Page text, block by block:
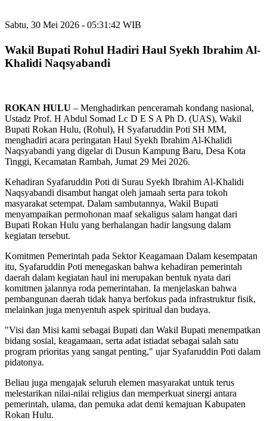
Sabtu, 30 Mei 2026 - 05:31:42 WIB
Wakil Bupati Rohul Hadiri Haul Syekh Ibrahim Al-
Khalidi Naqsyabandi
ROKAN HULU – Menghadirkan penceramah kondang nasional,
Ustadz Prof. H Abdul Somad Lc D E S A Ph D. (UAS), Wakil
Bupati Rokan Hulu, (Rohul), H Syafaruddin Poti SH MM,
menghadiri acara peringatan Haul Syekh Ibrahim Al-Khalidi
Naqsyabandi yang digelar di Dusun Kampung Baru, Desa Kota
Tinggi, Kecamatan Rambah, Jumat 29 Mei 2026.
Kehadiran Syafaruddin Poti di Surau Syekh Ibrahim Al-Khalidi
Naqsyabandi disambut hangat oleh jamaah serta para tokoh
masyarakat setempat. Dalam sambutannya, Wakil Bupati
menyampaikan permohonan maaf sekaligus salam hangat dari
Bupati Rokan Hulu yang berhalangan hadir langsung dalam
kegiatan tersebut.
Komitmen Pemerintah pada Sektor Keagamaan Dalam kesempatan
itu, Syafaruddin Poti menegaskan bahwa kehadiran pemerintah
daerah dalam kegiatan haul ini merupakan bentuk nyata dari
komitmen jalannya roda pemerintahan. Ia menjelaskan bahwa
pembangunan daerah tidak hanya berfokus pada infrastruktur fisik,
melainkan juga menyentuh aspek spiritual dan budaya.
"Visi dan Misi kami sebagai Bupati dan Wakil Bupati menempatkan
bidang sosial, keagamaan, serta adat istiadat sebagai salah satu
program prioritas yang sangat penting," ujar Syafaruddin Poti dalam
pidatonya.
Beliau juga mengajak seluruh elemen masyarakat untuk terus
melestarikan nilai-nilai religius dan memperkuat sinergi antara
pemerintah, ulama, dan pemuka adat demi kemajuan Kabupaten
Rokan Hulu.